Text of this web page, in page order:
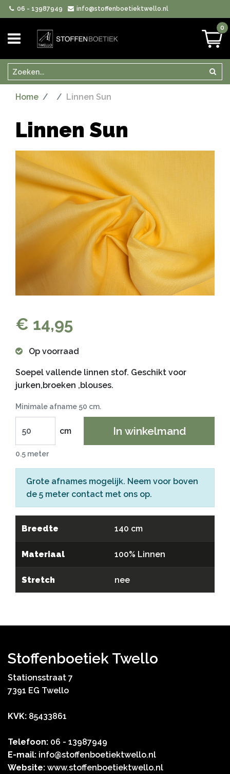
06 - 13987949 info@stoffenboetiektwello.nl
0
Zoeken
Home Linnen Sun
Linnen Sun
€ 14,95
Op voorraad
Soepel vallende linnen stof. Geschikt voor
jurken,broeken ,blouses.
Minimale afname 50 cm.
cm In winkelmand
0.5 meter
Grote afnames mogelijk. Neem voor boven
de 5 meter contact met ons op.
Breedte 140 cm
Materiaal 100% Linnen
Stretch nee
Stoffenboetiek Twello
Stationsstraat 7
7391 EG Twello
KVK: 85433861
Telefoon: 06 - 13987949
E-mail: info@stoffenboetiektwello.nl
Website: www.stoffenboetiektwello.nl